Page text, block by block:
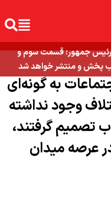
رئیس جمهور: قسمت سوم و
پخش و منتشر خواهد شد
به گونه‌ای
وجود نداشته
تصمیم گرفتند،
عرصه میدان